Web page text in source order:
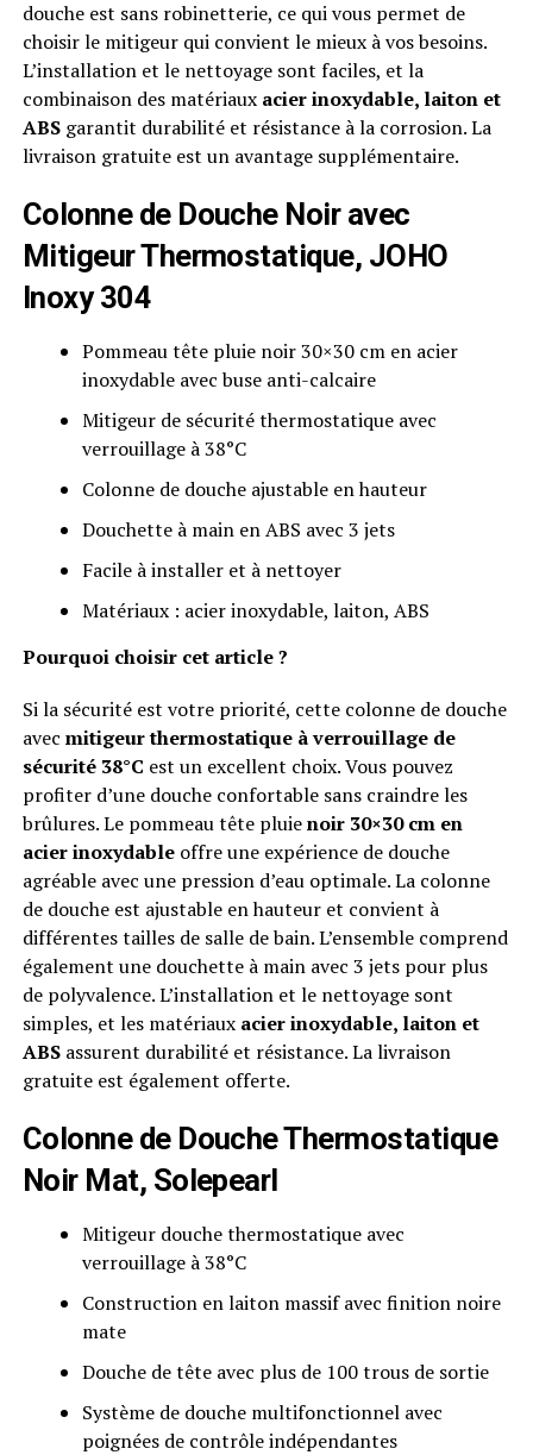
douche est sans robinetterie, ce qui vous permet de
choisir le mitigeur qui convient le mieux à vos besoins.
L’installation et le nettoyage sont faciles, et la
combinaison des matériaux acier inoxydable, laiton et
ABSgarantit durabilité et résistance à la corrosion. La
livraison gratuite est un avantage supplémentaire.
Colonne de Douche Noir avec
Mitigeur Thermostatique, JOHO
Inoxy 304
Pommeau tête pluie noir 30×30 cm en acier
inoxydable avec buse anti-calcaire
Mitigeur de sécurité thermostatique avec
verrouillage à 38°C
Colonne de douche ajustable en hauteur
Douchette à main en ABS avec 3 jets
Facile à installer et à nettoyer
Matériaux : acier inoxydable, laiton, ABS
Pourquoi choisir cet article ?
Si la sécurité est votre priorité, cette colonne de douche
avec mitigeur thermostatique à verrouillage de
sécurité 38°C est un excellent choix. Vous pouvez
profiter d’une douche confortable sans craindre les
brûlures. Le pommeau tête pluienoir 30×30 cm en
acier inoxydableoffre une expérience de douche
agréable avec une pression d’eau optimale. La colonne
de douche est ajustable en hauteur et convient à
différentes tailles de salle de bain. L’ensemble comprend
également une douchette à main avec 3 jets pour plus
de polyvalence. L’installation et le nettoyage sont
simples, et les matériaux acier inoxydable, laiton et
ABSassurent durabilité et résistance. La livraison
gratuite est également offerte.
Colonne de Douche Thermostatique
Noir Mat, Solepearl
Mitigeur douche thermostatique avec
verrouillage à 38°C
Construction en laiton massif avec finition noire
mate
Douche de tête avec plus de 100 trous de sortie
Système de douche multifonctionnel avec
poignées de contrôle indépendantes